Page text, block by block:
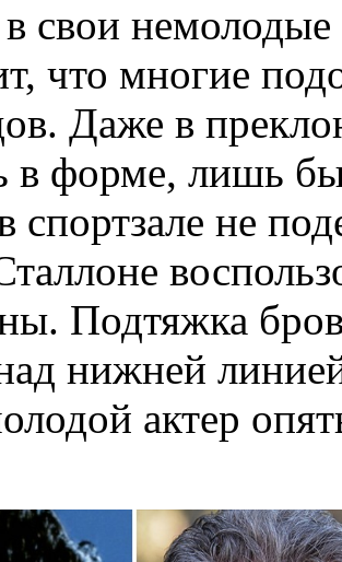
свои
что многие
Даже в
в форме, лишь
спортзале не
Подтяжка
нижней
актер